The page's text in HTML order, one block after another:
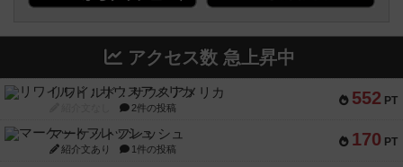
アクセス数 急上昇中
552 PT
リワイルド：サウスアメリカ
2件の投稿
170 PT
マーケットフレッシュ
紹介文あり 1件の投稿